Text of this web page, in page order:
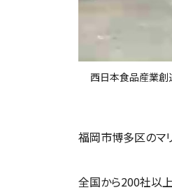
西日本食品産業創
福岡市博多区のマ
全国から200社以